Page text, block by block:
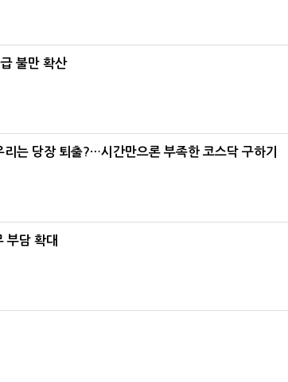
불만 확산
는 당장 퇴출?…시간만으론 부족한 코스닥 구하기
부담 확대